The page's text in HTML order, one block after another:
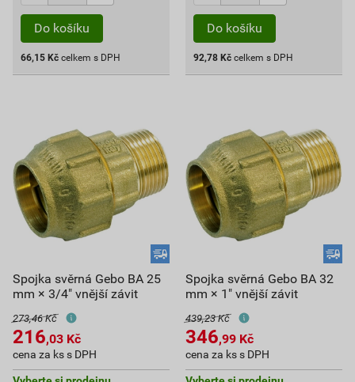
Do košíku
66,15 Kč celkem s DPH
Do košíku
92,78 Kč celkem s DPH
Spojka svěrná Gebo BA 25
mm × 3/4" vnější závit
273,46 Kč
216,03 Kč
cena za ks s DPH
Spojka svěrná Gebo BA 32
mm × 1" vnější závit
439,23 Kč
346,99 Kč
cena za ks s DPH